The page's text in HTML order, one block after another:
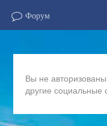
Форум
Вы не
другие социальные